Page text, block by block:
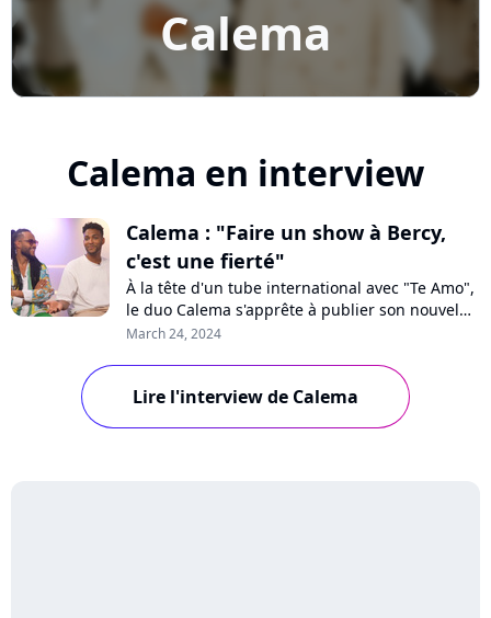
Calema
Calema en interview
Calema : "Faire un show à Bercy,
c'est une fierté"
À la tête d'un tube international avec "Te Amo",
le duo Calema s'apprête à publier son nouvel
album "Voyage", emmené par le single
concert qu'ils donneront à l'Accor Arena en
2025, en passant par leur relation spéciale avec
la France, les deux frères se confient à Pur...
March 24, 2024
Lire l'interview de Calema